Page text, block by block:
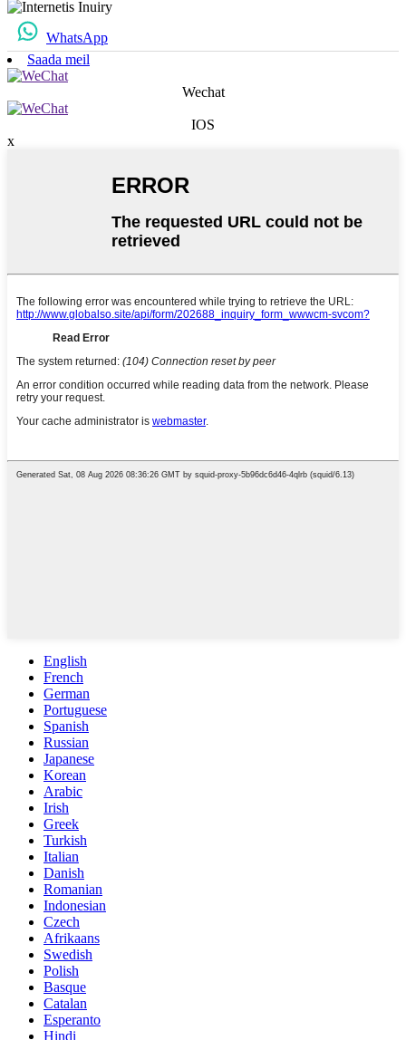
WhatsApp
Saada meil
Wechat
IOS
x
English
French
German
Portuguese
Spanish
Russian
Japanese
Korean
Arabic
Irish
Greek
Turkish
Italian
Danish
Romanian
Indonesian
Czech
Afrikaans
Swedish
Polish
Basque
Catalan
Esperanto
Hindi